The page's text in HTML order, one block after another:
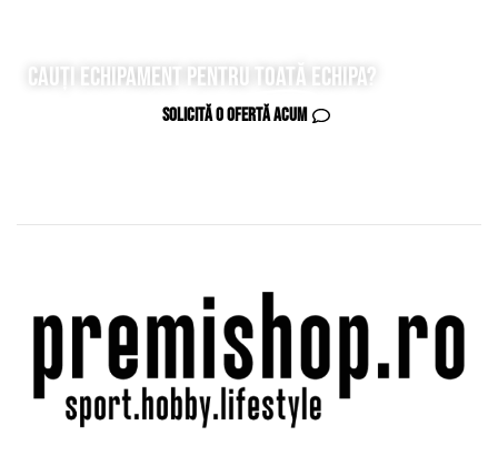
Cauți echipament pentru toată echipa?
Solicită o ofertă acum